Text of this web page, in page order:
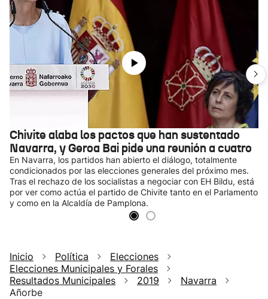
Chivite alaba los pactos que han sustentado
Navarra, y Geroa Bai pide una reunión a cuatro
En Navarra, los partidos han abierto el diálogo, totalmente
condicionados por las elecciones generales del próximo mes.
Tras el rechazo de los socialistas a negociar con EH Bildu, está
por ver como actúa el partido de Chivite tanto en el Parlamento
y como en la Alcaldía de Pamplona.
Inicio Política
Elecciones
Elecciones Municipales y Forales
Resultados Municipales
2019
Navarra
Añorbe